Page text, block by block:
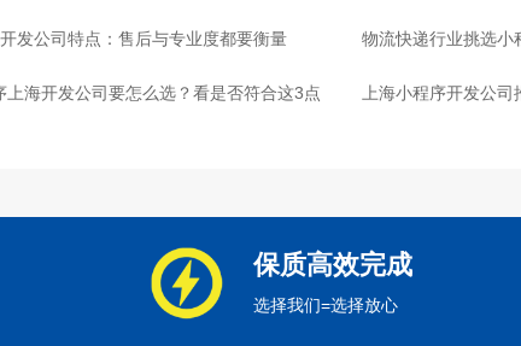
发公司特点：售后与专业度都要衡量 物流快递行业挑选小
心
上海开发公司要怎么选？看是否符合这3点 上海小程序开发公
保质高效完成
选择我们=选择放心